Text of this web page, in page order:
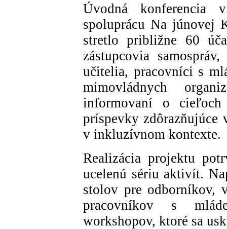
Úvodná konferencia
spoluprácu Na júnovej
stretlo približne 60
zástupcovia
učitelia, pracovníci s
mimovládnych
informovaní o
príspevky zdôrazňujúce
v inkluzívnom kontexte.
Realizácia projektu
ucelenú sériu aktivít.
stolov pre odborníkov,
pracovníkov s
workshopov, ktoré sa